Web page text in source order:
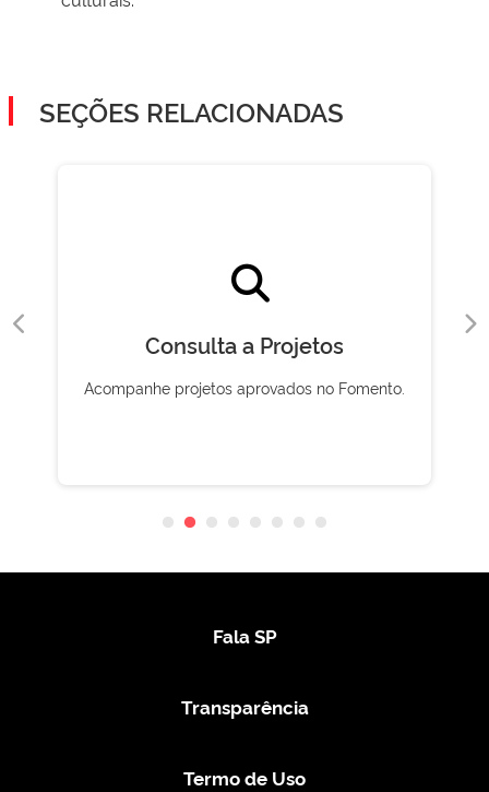
SEÇÕES RELACIONADAS
Consulta a Projetos
Acompanhe projetos aprovados no Fomento.
Fala SP
Transparência
Termo de Uso